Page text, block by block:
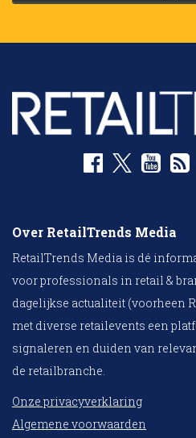
Over RetailTrends Media
RetailTrends Media is dé
voor professionals in retail &
dagelijkse actualiteit (voorheen
met diverse retailevents een
signaleren en duiden van
de retailbranche.
Onze privacyverklaring
Algemene voorwaarden